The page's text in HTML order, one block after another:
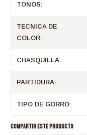
TONOS:
TECNICA DE
COLOR:
CHASQUILLA:
PARTIDURA:
TIPO DE GORRO:
COMPARTIR ESTE PRODUCTO